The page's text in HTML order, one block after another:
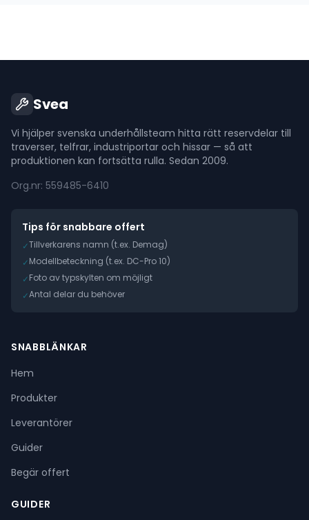
Svea
Vi hjälper svenska underhållsteam hitta rätt reservdelar till
traverser, telfrar, industriportar och hissar — så att
produktionen kan fortsätta rulla. Sedan 2009.
Org.nr: 559485-6410
Tips för snabbare offert
✓Tillverkarens namn (t.ex. Demag)
✓Modellbeteckning (t.ex. DC-Pro 10)
✓Foto av typskylten om möjligt
✓Antal delar du behöver
SNABBLÄNKAR
Hem
Produkter
Leverantörer
Guider
Begär offert
GUIDER